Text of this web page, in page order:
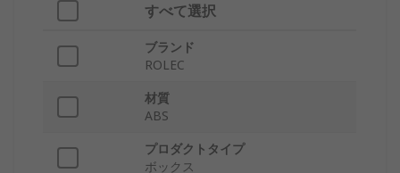
すべて選択
ブランド
ROLEC
材質
ABS
プロダクトタイプ
ボックス